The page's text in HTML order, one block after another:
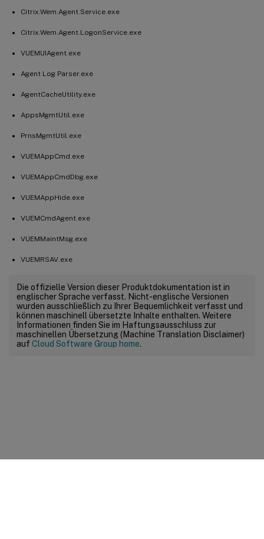
Citrix.Wem.Agent.Service.exe
Citrix.Wem.Agent.LogonService.exe
VUEMUIAgent.exe
Agent Log Parser.exe
AgentCacheUtility.exe
AppsMgmtUtil.exe
PrnsMgmtUtil.exe
VUEMAppCmd.exe
VUEMAppCmdDbg.exe
VUEMAppHide.exe
VUEMCmdAgent.exe
VUEMMaintMsg.exe
VUEMRSAV.exe
Die offizielle Version dieser Produktdokumentation ist in
englischer Sprache verfasst. Nicht-englische Versionen
wurden ausschließlich zu Ihrer Bequemlichkeit verfasst und
können maschinell übersetzte Inhalte enthalten. Weitere
Informationen finden Sie im Haftungsausschluss zur
maschinellen Übersetzung (Machine Translation Disclaimer)
auf Cloud Software Group home.